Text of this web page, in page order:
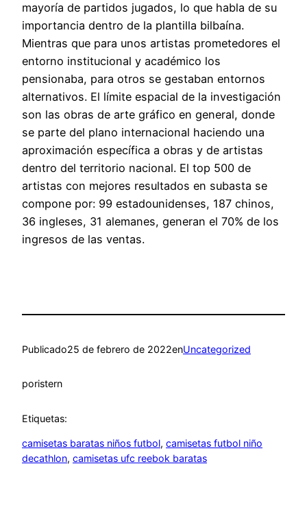
mayoría de partidos jugados, lo que habla de su
importancia dentro de la plantilla bilbaína.
Mientras que para unos artistas prometedores el
entorno institucional y académico los
pensionaba, para otros se gestaban entornos
alternativos. El límite espacial de la investigación
son las obras de arte gráfico en general, donde
se parte del plano internacional haciendo una
aproximación específica a obras y de artistas
dentro del territorio nacional. El top 500 de
artistas con mejores resultados en subasta se
compone por: 99 estadounidenses, 187 chinos,
36 ingleses, 31 alemanes, generan el 70% de los
ingresos de las ventas.
Publicado25 de febrero de 2022enUncategorized
poristern
Etiquetas:
camisetas baratas niños futbol, camisetas futbol niño
decathlon, camisetas ufc reebok baratas